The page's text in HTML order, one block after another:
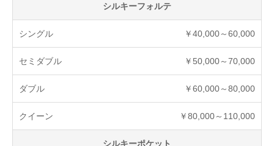
シルキーフォルテ
￥40,000～60,000
￥50,000～70,000
￥60,000～80,000
￥80,000～110,000
シルキーポケット